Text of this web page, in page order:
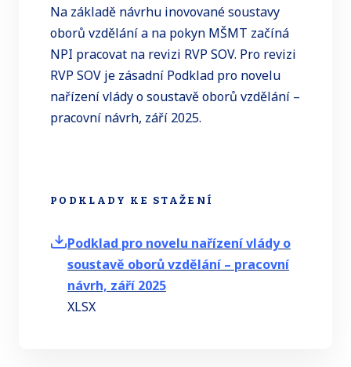
Na základě návrhu inovované soustavy
oborů vzdělání a na pokyn MŠMT začíná
NPI pracovat na revizi RVP SOV. Pro revizi
RVP SOV je zásadní Podklad pro novelu
nařízení vlády o soustavě oborů vzdělání –
pracovní návrh, září 2025.
PODKLADY KE STAŽENÍ
Podklad pro novelu nařízení vlády o
soustavě oborů vzdělání – pracovní
návrh, září 2025
XLSX